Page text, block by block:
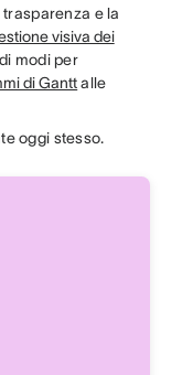
e la
visiva dei
modi per
di Ganttalle
oggi stesso.